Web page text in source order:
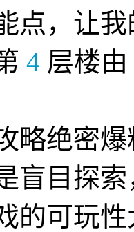
点，让
4 层楼由
略绝密
盲目探
的可玩